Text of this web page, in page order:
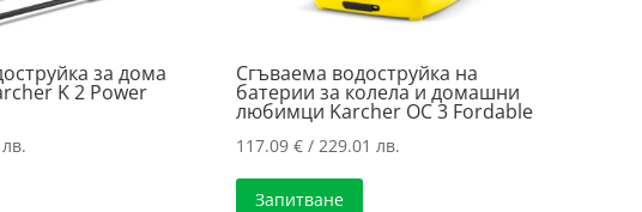
за дома
K 2 Power
Сгъваема водоструйка на
батерии за колела и домашни
любимци Karcher OC 3 Fordable
117.09€ / 229.01 лв.
Запитване